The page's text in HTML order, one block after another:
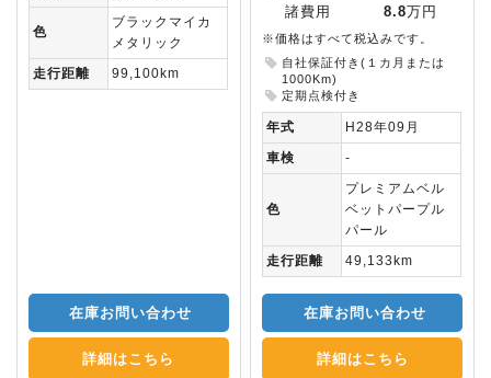
色
ブラックマイカ
メタリック
走行距離
99,100km
在庫お問い合わせ
詳細はこちら
諸費用
8.8万円
※価格はすべて税込みです。
自社保証付き(１カ月または
1000Km)
定期点検付き
年式
H28年09月
車検
-
色
プレミアムベル
ベットパープル
パール
走行距離
49,133km
在庫お問い合わせ
詳細はこちら